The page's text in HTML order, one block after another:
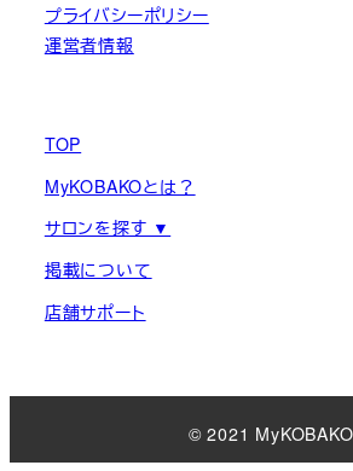
プライバシーポリシー
運営者情報
TOP
MyKOBAKOとは？
サロンを探す ▼
掲載について
店舗サポート
© 2021 MyKOBAKO